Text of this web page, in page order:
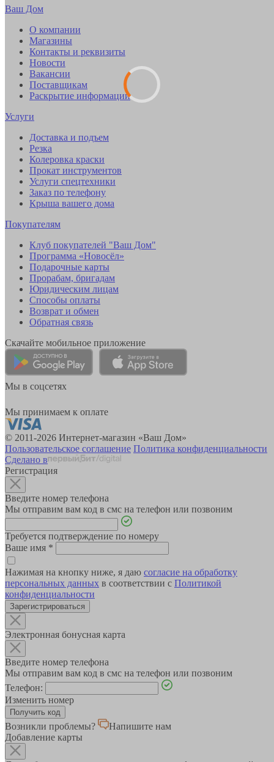
Ваш Дом
О компании
Магазины
Контакты и реквизиты
Новости
Вакансии
Поставщикам
Раскрытие информации
Услуги
Доставка и подъем
Резка
Колеровка краски
Прокат инструментов
Услуги спецтехники
Заказ по телефону
Крыша вашего дома
Покупателям
Клуб покупателей "Ваш Дом"
Программа «Новосёл»
Подарочные карты
Прорабам, бригадам
Юридическим лицам
Способы оплаты
Возврат и обмен
Обратная связь
Скачайте мобильное приложение
Мы в соцсетях
Мы принимаем к оплате
© 2011-2026 Интернет-магазин «Ваш Дом»
Пользовательское соглашение Политика конфиденциальности
Сделано в
Регистрация
Введите номер телефона
Мы отправим вам код в смс на телефон или позвоним
Требуется подтверждение по номеру
Ваше имя *
Нажимая на кнопку ниже, я даю согласие на обработку
персональных данных в соответствии с Политикой
конфиденциальности
Зарегистрироваться
Электронная бонусная карта
Введите номер телефона
Мы отправим вам код в смс на телефон или позвоним
Телефон:
Изменить номер
Возникли проблемы?
Напишите нам
Добавление карты